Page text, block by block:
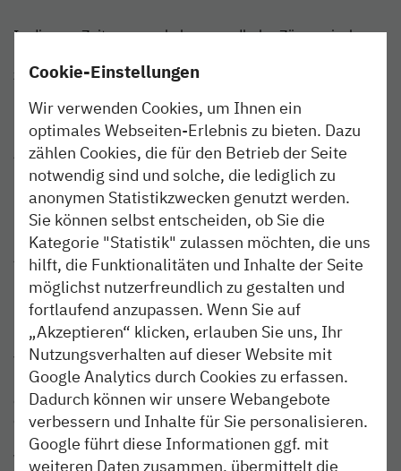
In diesem Zeitraum verkehren nordbahn-Züge zwischen
zwei aneinandergekuppelten Zügen. Dies verdoppelt das
Elmshorn weitere, verlängerte Züge ein, sodass es
montags bis freitags drei Fahrten stündlich auf diesem
Abschnitt gibt und sich Fahrgäste besser auf die S-
Bahnen verteilen können.
Für die frühmorgendlichen Fahrten der RB 71
(wochentags um 03:30 Uhr und 04:34 Uhr) wird ab
Altona ein Ersatzverkehr mit Bussen eingerichtet, der in
Pinneberg Anschluss an den Zug in Richtung Elmshorn
bietet. Die Ersatzbusse starten um 03:05 Uhr bzw. 04:05
Uhr außerhalb des ZOB in Altona.
Vom 20. bis 24. März fallen einzelne Züge zwischen
Elmshorn und Itzehoe aus. Am 22. März frühmorgens gibt
es Änderungen bei den Abfahrtszeiten. Am 24. März
entfallen einzelne Zugfahrten zwischen Pinneberg und
Elmshorn. Auf dem Abschnitt zwischen Elmshorn und
Wrist kommt es in der Nacht vom 24. auf den 25. März
Cookie-Einstellungen
Wir verwenden Cookies, um Ihnen ein
optimales Webseiten-Erlebnis zu bieten. Dazu
zählen Cookies, die für den Betrieb der Seite
notwendig sind und solche, die lediglich zu
anonymen Statistikzwecken genutzt werden.
Sie können selbst entscheiden, ob Sie die
Kategorie "Statistik" zulassen möchten, die uns
hilft, die Funktionalitäten und Inhalte der Seite
möglichst nutzerfreundlich zu gestalten und
fortlaufend anzupassen. Wenn Sie auf
„Akzeptieren“ klicken, erlauben Sie uns, Ihr
Nutzungsverhalten auf dieser Website mit
Google Analytics durch Cookies zu erfassen.
Dadurch können wir unsere Webangebote
verbessern und Inhalte für Sie personalisieren.
Google führt diese Informationen ggf. mit
weiteren Daten zusammen, übermittelt die